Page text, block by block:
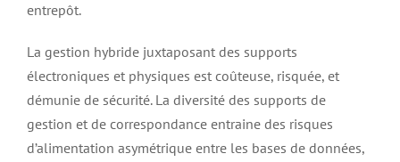
entrepôt.
La gestion hybride juxtaposant des supports
électroniques et physiques est coûteuse, risquée, et
démunie de sécurité. La diversité des supports de
gestion et de correspondance entraine des risques
d’alimentation asymétrique entre les bases de données,